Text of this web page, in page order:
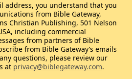
address, you understand that you
from Bible Gateway,
Christian Publishing, 501 Nelson
including commercial
from partners of Bible
from Bible Gateway’s emails
questions, please review our
at privacy@biblegateway.com.